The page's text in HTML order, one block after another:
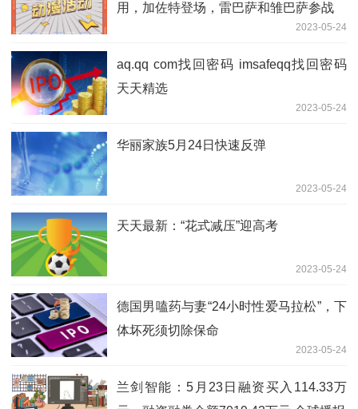
用，加佐特登场，雷巴萨和雏巴萨参战
2023-05-24
aq.qq com找回密码 imsafeqq找回密码
天天精选
2023-05-24
华丽家族5月24日快速反弹
2023-05-24
天天最新：“花式减压”迎高考
2023-05-24
德国男嗑药与妻“24小时性爱马拉松”，下
体坏死须切除保命
2023-05-24
兰剑智能：5月23日融资买入114.33万